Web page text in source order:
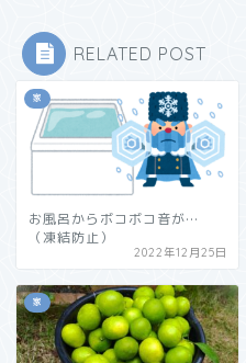
RELATED POST
家
お風呂からボコボコ音が…
（凍結防止）
2022年12月25日
家